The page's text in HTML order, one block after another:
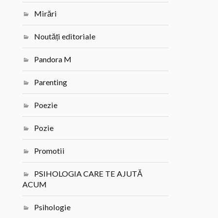
Mirări
Noutăți editoriale
Pandora M
Parenting
Poezie
Pozie
Promotii
PSIHOLOGIA CARE TE AJUTĂ
ACUM
Psihologie